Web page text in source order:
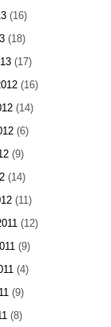
(16)
(18)
(17)
(16)
(14)
(6)
(9)
(14)
(11)
(12)
(9)
(4)
(9)
(8)